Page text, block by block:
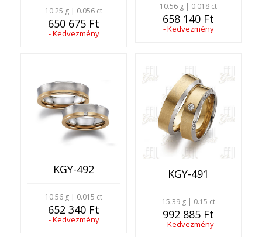
10.25 g | 0.056 ct
650 675 Ft
- Kedvezmény
10.56 g | 0.018 ct
658 140 Ft
- Kedvezmény
KGY-492
10.56 g | 0.015 ct
652 340 Ft
- Kedvezmény
KGY-491
15.39 g | 0.15 ct
992 885 Ft
- Kedvezmény